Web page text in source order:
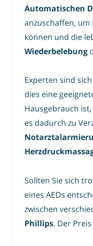
Automatischen
anzuschaffen,
können und die
Wiederbelebung
Experten sind
dies eine
Hausgebrauch
es dadurch zu
Sollten Sie sich
eines AEDs
zwischen
Phillips. Der